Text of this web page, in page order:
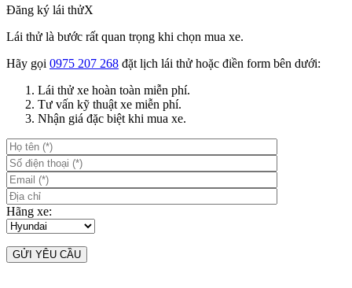
Đăng ký lái thửX
Lái thử là bước rất quan trọng khi chọn mua xe.
Hãy gọi 0975 207 268 đặt lịch lái thử hoặc điền form bên dưới:
Lái thử xe hoàn toàn miễn phí.
Tư vấn kỹ thuật xe miễn phí.
Nhận giá đặc biệt khi mua xe.
Hãng xe: